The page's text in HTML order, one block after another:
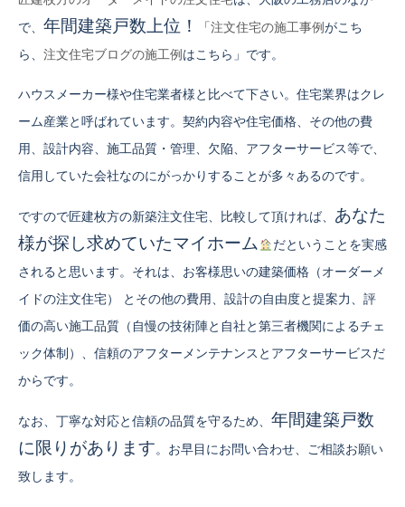
で、 年間建築戸数上位！ 「注文住宅の施工事例がこち
ら、 注文住宅ブログの施工例 はこちら」です。
ハウスメーカー様や住宅業者様と比べて下さい。住宅業界はクレ
ーム産業と呼ばれています。契約内容や住宅価格、その他の費
用、設計内容、施工品質・管理、欠陥、アフターサービス等で、
信用していた会社なのにがっかりすることが多々あるのです。
ですので匠建枚方の新築注文住宅、比較して頂ければ、 あなた
様が探し求めていたマイホーム
だということを実感
されると思います。それは、お客様思いの建築価格（オーダーメ
イドの注文住宅） とその他の費用、設計の自由度と提案力、評
価の高い施工品質（自慢の技術陣と自社と第三者機関によるチェ
ック体制）、信頼のアフターメンテナンスとアフターサービスだ
からです。
なお、丁寧な対応と信頼の品質を守るため、 年間建築戸数
に限りがあります。お早目にお問い合わせ、ご相談お願い
致します。